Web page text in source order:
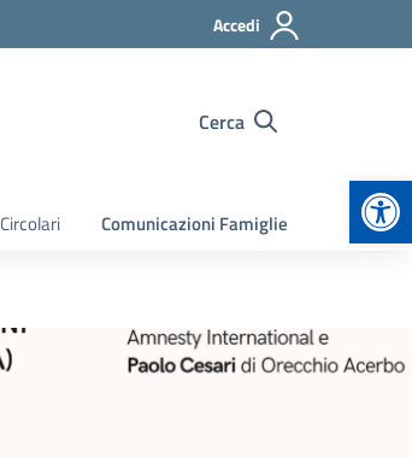
Accedi
Cerca
Circolari Comunicazioni Famiglie